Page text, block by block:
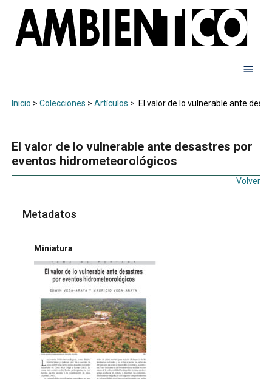
Inicio > Colecciones > Artículos > El valor de lo vulnerable ante
El valor de lo vulnerable ante desastres por
eventos hidrometeorológicos
Volver
Metadatos
Miniatura